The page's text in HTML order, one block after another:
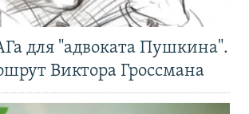
для "адвоката Пушкина".
Виктора Гроссмана